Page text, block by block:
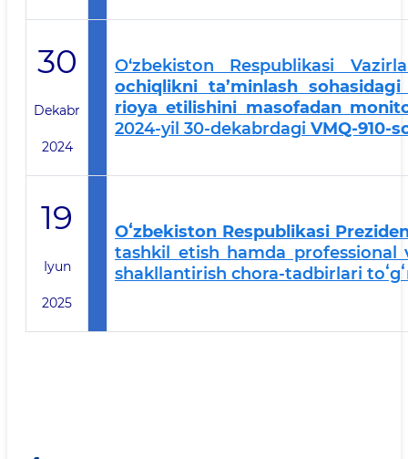
30
Dekabr
2024
O‘zbekiston Respublikasi
ochiqlikni ta’minlash
rioya etilishini masofadan
2024-yil 30-dekabrdagi VMQ-910-
19
Iyun
2025
Oʻzbekiston Respublikasi
tashkil etish hamda
shakllantirish chora-tadbirlari